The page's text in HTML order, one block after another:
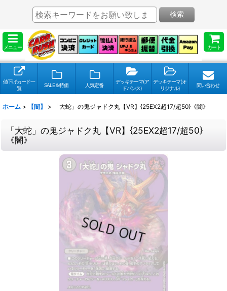
メニュー カート
検索
値下げカード一
覧
SALE＆特価 人気定番
デッキテーマ(ア
ドバンス)
デッキテーマ(オ
リジナル)
問い合わせ
ホーム > 【闇】 > 「大蛇」の鬼ジャドク丸【VR】{25EX2超17/超50}《闇》
「大蛇」の鬼ジャドク丸【VR】{25EX2超17/超50}
《闇》